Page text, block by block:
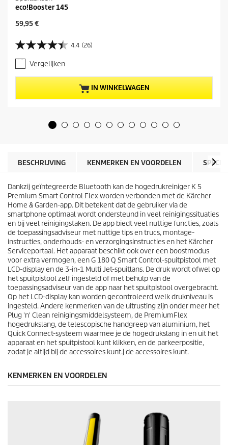
eco!Booster 145
H
i
d
i
g
e
p
s
59,95 €
4.4 (26)
4
.
4
v
n
n
.
2
6
b
e
o
o
r
d
e
l
i
n
g
e
n
Vergelijken
IN WINKELWAGEN
BESCHRIJVING KENMERKEN EN VOORDELEN
Dankzij geïntegreerde Bluetooth kan de hogedrukreiniger K 5
Premium Smart Control Flex worden verbonden met de Kärcher
Home & Garden-app. Dit betekent dat de gebruiker via de
smartphone optimaal wordt ondersteund in veel reinigingssituaties
en bij veel reinigingstaken. De app biedt veel nuttige functies, zoals
de toepassingsadviseur met nuttige tips en trucs, montage-
instructies, onderhouds- en verzorgingsinstructies en het Kärcher
Serviceportaal. Het apparaat beschikt ook over een boostmodus
voor extra vermogen, een G 180 Q Smart Control-spuitpistool met
LCD-display en de 3-in-1 Multi Jet-spuitlans. De druk wordt ofwel op
het spuitpistool zelf ingesteld of met behulp van de
toepassingsadviseur van de app naar het spuitpistool overgebracht.
Op het LCD-display kan worden gecontroleerd welk drukniveau is
ingesteld. Andere kenmerken van de uitrusting zijn onder meer het
Plug 'n' Clean reinigingsmiddelsysteem, de PremiumFlex
hogedrukslang, de telescopische handgreep van aluminium, het
Quick Connect-systeem waarmee je de hogedrukslang in en uit het
apparaat en het spuitpistool kunt klikken, en de parkeerpositie,
zodat je altijd bij de accessoires kunt.j de accessoires kunt.
KENMERKEN EN VOORDELEN